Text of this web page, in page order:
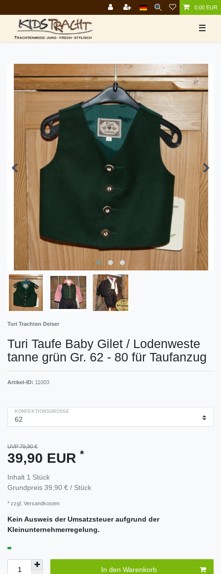
0,00 EUR
☰
Turi Trachten Deiser
Turi Taufe Baby Gilet / Lodenweste
tanne grün Gr. 62 - 80 für Taufanzug
Artikel-ID: 11003
KONFEKTIONSGRÖSSE
UVP 79,90 €
39,90 EUR *
Inhalt 1 Stück
Grundpreis 39,90 € / Stück
* zzgl. Versandkosten
Kein Ausweis der Umsatzsteuer aufgrund der
Kleinunternehmerregelung.
In den Warenkorb